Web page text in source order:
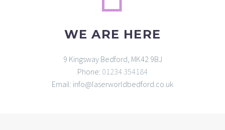
WE ARE HERE
9 Kingsway Bedford, MK42 9BJ
Phone: 01234 354184
Email: info@laserworldbedford.co.uk